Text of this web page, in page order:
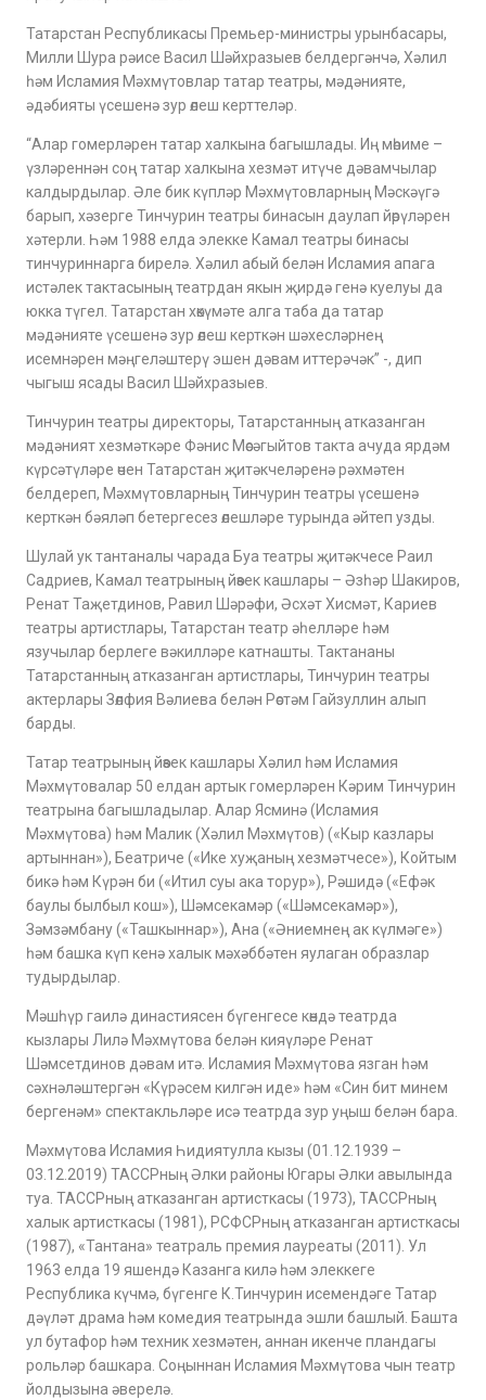
Татарстан Республикасы Премьер-министры урынбасары,
Милли Шура рәисе Васил Шәйхразыев белдергәнчә, Хәлил
һәм Исламия Мәхмүтовлар татар театры, мәдәнияте,
әдәбияты үсешенә зур өлеш керттеләр.
“Алар гомерләрен татар халкына багышлады. Иң мөһиме –
үзләреннән соң татар халкына хезмәт итүче дәвамчылар
калдырдылар. Әле бик күпләр Мәхмүтовларның Мәскәүгә
барып, хәзерге Тинчурин театры бинасын даулап йөрүләрен
хәтерли. Һәм 1988 елда элекке Камал театры бинасы
тинчуриннарга бирелә. Хәлил абый белән Исламия апага
истәлек тактасының театрдан якын җирдә генә куелуы да
юкка түгел. Татарстан хөкүмәте алга таба да татар
мәдәнияте үсешенә зур өлеш керткән шәхесләрнең
исемнәрен мәңгеләштерү эшен дәвам иттерәчәк” -, дип
чыгыш ясады Васил Шәйхразыев.
Тинчурин театры директоры, Татарстанның атказанган
мәдәният хезмәткәре Фәнис Мөсәгыйтов такта ачуда ярдәм
күрсәтүләре өчен Татарстан җитәкчеләренә рәхмәтен
белдереп, Мәхмүтовларның Тинчурин театры үсешенә
керткән бәяләп бетергесез өлешләре турында әйтеп узды.
Шулай ук тантаналы чарада Буа театры җитәкчесе Раил
Садриев, Камал театрының йөзек кашлары – Әзһәр Шакиров,
Ренат Таҗетдинов, Равил Шәрәфи, Әсхәт Хисмәт, Кариев
театры артистлары, Татарстан театр әһелләре һәм
язучылар берлеге вәкилләре катнашты. Тактананы
Татарстанның атказанган артистлары, Тинчурин театры
актерлары Зөлфия Вәлиева белән Рөстәм Гайзуллин алып
барды.
Татар театрының йөзек кашлары Хәлил һәм Исламия
Мәхмүтовалар 50 елдан артык гомерләрен Кәрим Тинчурин
театрына багышладылар. Алар Ясминә (Исламия
Мәхмүтова) һәм Малик (Хәлил Мәхмүтов) («Кыр казлары
артыннан»), Беатриче («Ике хуҗаның хезмәтчесе»), Койтым
бикә һәм Күрән би («Итил суы ака торур»), Рәшидә («Ефәк
баулы былбыл кош»), Шәмсекамәр («Шәмсекамәр»),
Зәмзәмбану («Ташкыннар»), Ана («Әниемнең ак күлмәге»)
һәм башка күп кенә халык мәхәббәтен яулаган образлар
тудырдылар.
Мәшһүр гаилә династиясен бүгенгесе көндә театрда
кызлары Лилә Мәхмүтова белән кияүләре Ренат
Шәмсетдинов дәвам итә. Исламия Мәхмүтова язган һәм
сәхнәләштергән «Күрәсем килгән иде» һәм «Син бит минем
бергенәм» спектакльләре исә театрда зур уңыш белән бара.
Мәхмүтова Исламия Һидиятулла кызы (01.12.1939 –
03.12.2019) ТАССРның Әлки районы Югары Әлки авылында
туа. ТАССРның атказанган артисткасы (1973), ТАССРның
халык артисткасы (1981), РСФСРның атказанган артисткасы
(1987), «Тантана» театраль премия лауреаты (2011). Ул
1963 елда 19 яшендә Казанга килә һәм элеккеге
Республика күчмә, бүгенге К.Тинчурин исемендәге Татар
дәүләт драма һәм комедия театрында эшли башлый. Башта
ул бутафор һәм техник хезмәтен, аннан икенче пландагы
рольләр башкара. Соңыннан Исламия Мәхмүтова чын театр
йолдызына әверелә.